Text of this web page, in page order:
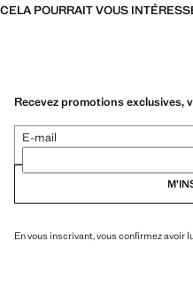
CELA POURRAIT VOUS
Recevez promotions exclusives,
E-mail
En vous inscrivant, vous confirmez avoir